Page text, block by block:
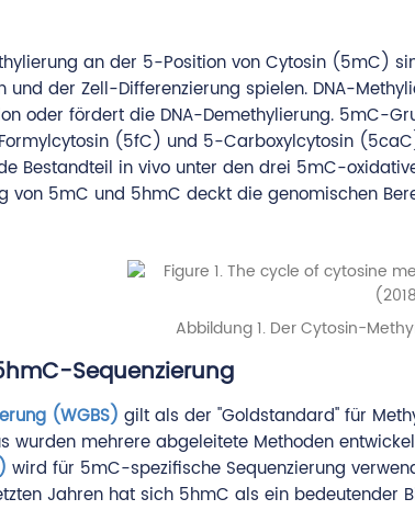
an der 5-Position von Cytosin (5mC)
und der Zell-Differenzierung spielen. DNA-
oder fördert die DNA-Demethylierung. 5mC-
(5fC) und 5-Carboxylcytosin
Bestandteil in vivo unter den drei 5mC-
von 5mC und 5hmC deckt die genomischen
Abbildung 1. Der Cytosin-
Sequenzierung
(WGBS) gilt als der "Goldstandard" für
wurden mehrere abgeleitete Methoden
wird für 5mC-spezifische Sequenzierung
Jahren hat sich 5hmC als ein